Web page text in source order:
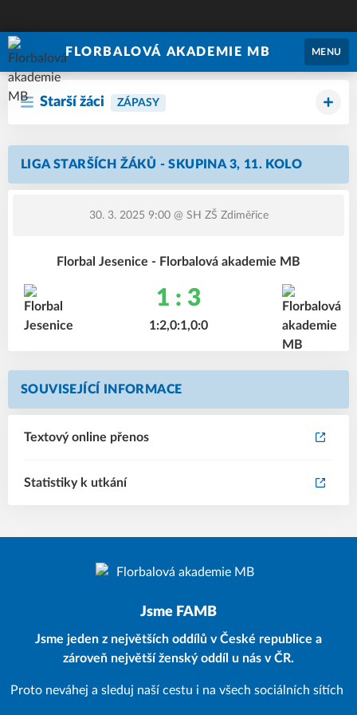
FLORBALOVÁ AKADEMIE MB MENU
Starší žáci ZÁPASY
LIGA STARŠÍCH ŽÁKŮ - SKUPINA 3, 11. KOLO
30. 3. 2025 9:00@ SH ZŠ Zdiměřice
Florbal Jesenice - Florbalová akademie MB
1 : 3
1:2,0:1,0:0
SOUVISEJÍCÍ INFORMACE
Textový online přenos
Statistiky k utkání
Jsme FAMB
Jsme jeden z největších oddílů v České republice a
zároveň největší ženský oddíl u nás v ČR.
Proto neváhej a sleduj naší cestu i na všech sociálních sítích